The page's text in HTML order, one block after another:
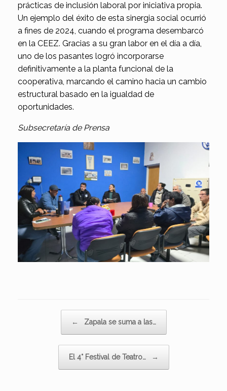
prácticas de inclusión laboral por iniciativa propia.
Un ejemplo del éxito de esta sinergia social ocurrió
a fines de 2024, cuando el programa desembarcó
en la CEEZ. Gracias a su gran labor en el día a día,
uno de los pasantes logró incorporarse
definitivamente a la planta funcional de la
cooperativa, marcando el camino hacia un cambio
estructural basado en la igualdad de
oportunidades.
Subsecretaría de Prensa
← Zapala se suma a las…
El 4° Festival de Teatro… →